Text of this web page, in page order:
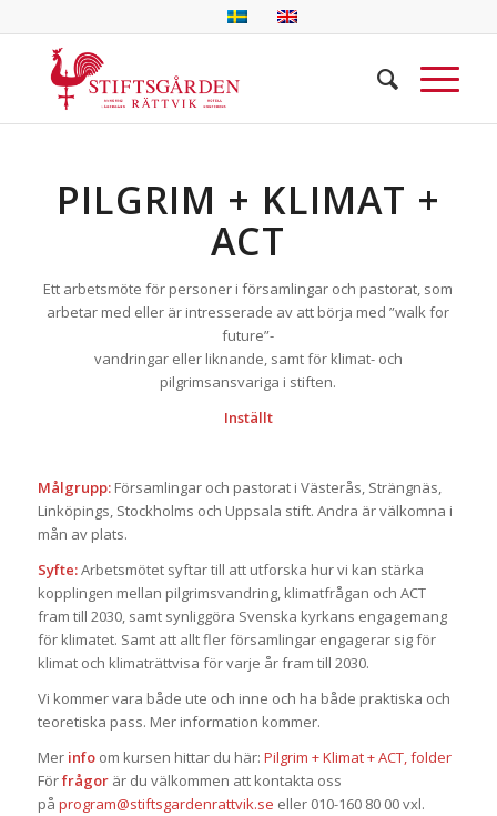
PILGRIM + KLIMAT +
ACT
Ett arbetsmöte för personer i församlingar och pastorat, som
arbetar med eller är intresserade av att börja med ”walk for
future”-
vandringar eller liknande, samt för klimat- och
pilgrimsansvariga i stiften.
Inställt
Målgrupp:Församlingar och pastorat i Västerås, Strängnäs,
Linköpings, Stockholms och Uppsala stift. Andra är välkomna i
mån av plats.
Syfte:Arbetsmötet syftar till att utforska hur vi kan stärka
kopplingen mellan pilgrimsvandring, klimatfrågan och ACT
fram till 2030, samt synliggöra Svenska kyrkans engagemang
för klimatet. Samt att allt fler församlingar engagerar sig för
klimat och klimaträttvisa för varje år fram till 2030.
Vi kommer vara både ute och inne och ha både praktiska och
teoretiska pass. Mer information kommer.
Mer infoom kursen hittar du här: Pilgrim + Klimat + ACT, folder
Förfrågorär du välkommen att kontakta oss
på program@stiftsgardenrattvik.se eller 010-160 80 00 vxl.